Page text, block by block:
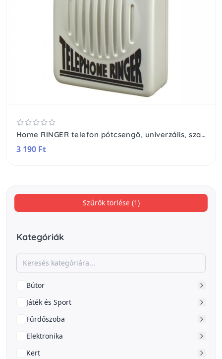
Szűrők törlése (1)
Kategóriák
Bútor
Játék és Sport
Fürdőszoba
Elektronika
Kert
Home RINGER telefon pótcsengő, univerzális, szabályozható, kikapcsolható hangjelzés
3 190 Ft